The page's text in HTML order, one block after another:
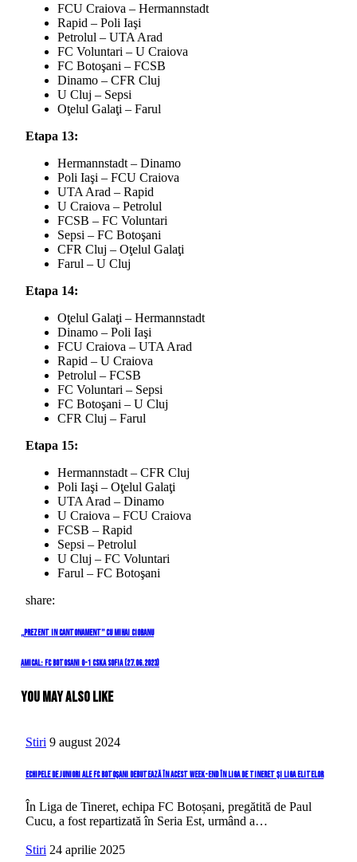
FCU Craiova – Hermannstadt
Rapid – Poli Iaşi
Petrolul – UTA Arad
FC Voluntari – U Craiova
FC Botoşani – FCSB
Dinamo – CFR Cluj
U Cluj – Sepsi
Oţelul Galaţi – Farul
Etapa 13:
Hermannstadt – Dinamo
Poli Iaşi – FCU Craiova
UTA Arad – Rapid
U Craiova – Petrolul
FCSB – FC Voluntari
Sepsi – FC Botoşani
CFR Cluj – Oţelul Galaţi
Farul – U Cluj
Etapa 14:
Oţelul Galaţi – Hermannstadt
Dinamo – Poli Iaşi
FCU Craiova – UTA Arad
Rapid – U Craiova
Petrolul – FCSB
FC Voluntari – Sepsi
FC Botoşani – U Cluj
CFR Cluj – Farul
Etapa 15:
Hermannstadt – CFR Cluj
Poli Iaşi – Oţelul Galaţi
UTA Arad – Dinamo
U Craiova – FCU Craiova
FCSB – Rapid
Sepsi – Petrolul
U Cluj – FC Voluntari
Farul – FC Botoşani
share:
Navigare
în
Previous
„Prezent in cantonament” cu Mihai Ciobanu
Next
Amical: FC Botosani 0-1 CSKA Sofia (27.06.2023)
You May Also Like
Stiri 9 august 2024
Echipele de juniori ale FC Botoșani debutează în acest week-end în Liga de Tineret și Liga Elitelor
În Liga de Tineret, echipa FC Botoșani, pregătită de Paul
Cucu, a fost repartizată în Seria Est, urmând a…
Stiri 24 aprilie 2025